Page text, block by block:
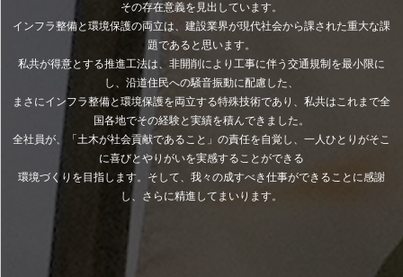
その存在意義を見出しています。
インフラ整備と環境保護の両立は、建設業界が現代社会から課された重大な課
題であると思います。
私共が得意とする推進工法は、非開削により工事に伴う交通規制を最小限に
し、沿道住民への騒音振動に配慮した、
まさにインフラ整備と環境保護を両立する特殊技術であり、私共はこれまで全
国各地でその経験と実績を積んできました。
全社員が、「土木が社会貢献であること」の責任を自覚し、一人ひとりがそこ
に喜びとやりがいを実感することができる
環境づくりを目指します。そして、我々の成すべき仕事ができることに感謝
し、さらに精進してまいります。